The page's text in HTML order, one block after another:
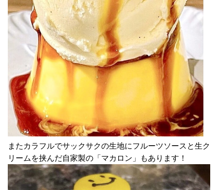
またカラフルでサックサクの生地にフルーツソースと生ク
リームを挟んだ自家製の「マカロン」もあります！